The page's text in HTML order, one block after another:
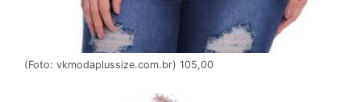
(Foto: vkmodaplussize.com.br) 105,00